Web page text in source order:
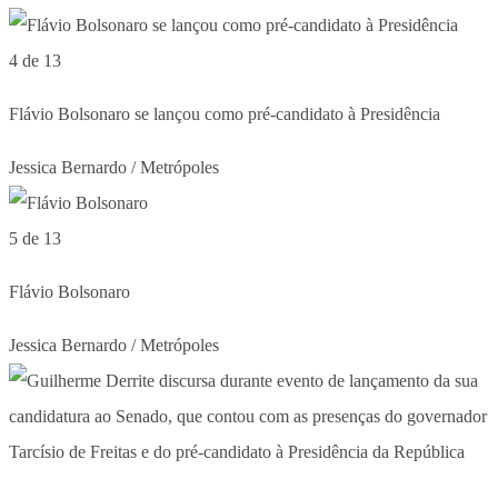
4 de 13
Flávio Bolsonaro se lançou como pré-candidato à Presidência
Jessica Bernardo / Metrópoles
5 de 13
Flávio Bolsonaro
Jessica Bernardo / Metrópoles